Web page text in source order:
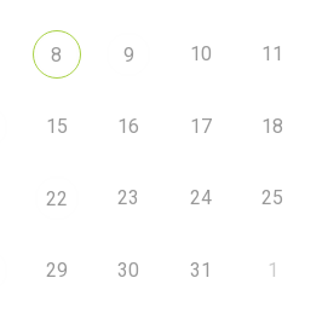
8 9 10 11
15 16 17 18
22 23 24 25
29 30 31 1